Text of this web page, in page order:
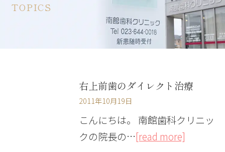
TOPICS
右上前歯のダイレクト治療
2011年10月19日
こんにちは。 南館歯科クリニッ
クの院長の…[read more]